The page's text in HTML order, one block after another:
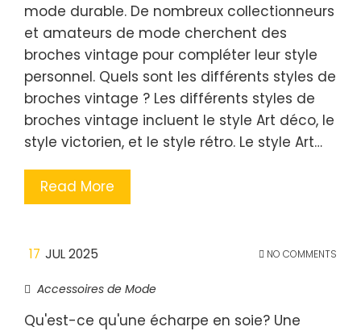
mode durable. De nombreux collectionneurs
et amateurs de mode cherchent des
broches vintage pour compléter leur style
personnel. Quels sont les différents styles de
broches vintage ? Les différents styles de
broches vintage incluent le style Art déco, le
style victorien, et le style rétro. Le style Art…
Read More
17 JUL 2025 NO COMMENTS
Accessoires de Mode
Qu'est-ce qu'une écharpe en soie? Une